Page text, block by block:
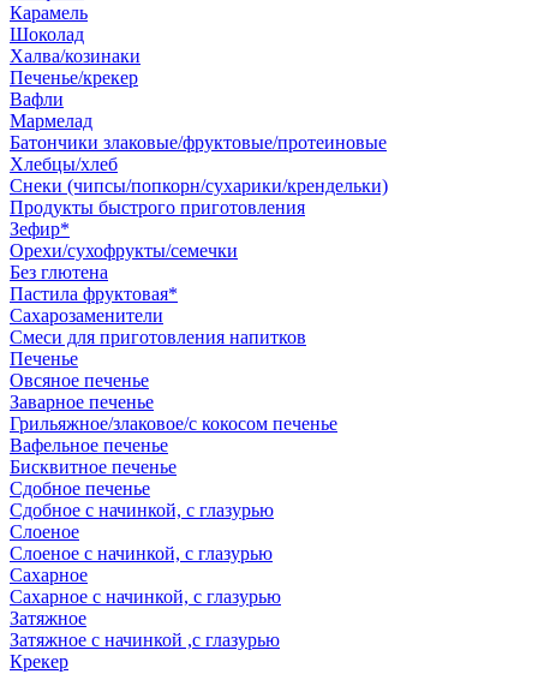
Карамель
Шоколад
Халва/козинаки
Печенье/крекер
Вафли
Мармелад
Батончики злаковые/фруктовые/протеиновые
Хлебцы/хлеб
Снеки (чипсы/попкорн/сухарики/крендельки)
Продукты быстрого приготовления
Зефир*
Орехи/сухофрукты/семечки
Без глютена
Пастила фруктовая*
Сахарозаменители
Смеси для приготовления напитков
Печенье
Овсяное печенье
Заварное печенье
Грильяжное/злаковое/с кокосом печенье
Вафельное печенье
Бисквитное печенье
Сдобное печенье
Сдобное с начинкой, с глазурью
Слоеное
Слоеное с начинкой, с глазурью
Сахарное
Сахарное с начинкой, с глазурью
Затяжное
Затяжное с начинкой ,с глазурью
Крекер